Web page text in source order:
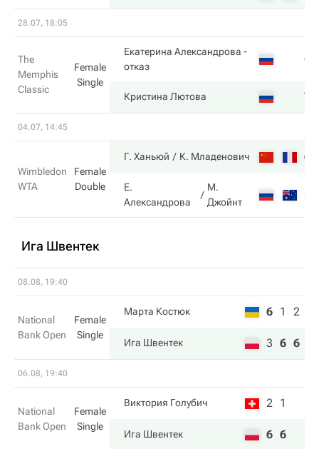
28.07, 18:05
The
Memphis
Classic
Female
Single
Екатерина Александрова -
отказ
6
Кристина Лютова 7
04.07, 14:45
Wimbledon
WTA
Female
Double
Г. Ханьюй К. Младенович 6
Е.
Александрова
М.
Джойнт
2
Ига Швентек
08.08, 19:40
National
Bank Open
Female
Single
Марта Костюк 6 1 2
Ига Швентек 3 6 6
06.08, 19:40
National
Bank Open
Female
Single
Виктория Голубич 2 1
Ига Швентек 6 6